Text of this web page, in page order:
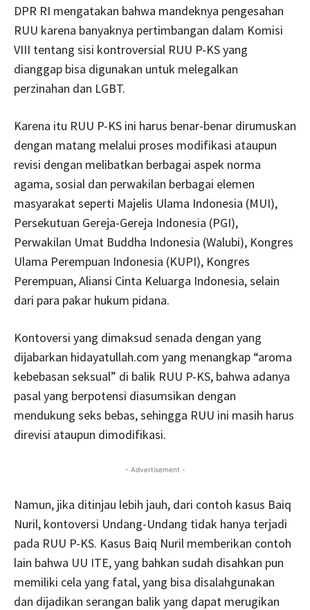
DPR RI mengatakan bahwa mandeknya pengesahan
RUU karena banyaknya pertimbangan dalam Komisi
VIII tentang sisi kontroversial RUU P-KS yang
dianggap bisa digunakan untuk melegalkan
perzinahan dan LGBT.
Karena itu RUU P-KS ini harus benar-benar dirumuskan
dengan matang melalui proses modifikasi ataupun
revisi dengan melibatkan berbagai aspek norma
agama, sosial dan perwakilan berbagai elemen
masyarakat seperti Majelis Ulama Indonesia (MUI),
Persekutuan Gereja-Gereja Indonesia (PGI),
Perwakilan Umat Buddha Indonesia (Walubi), Kongres
Ulama Perempuan Indonesia (KUPI), Kongres
Perempuan, Aliansi Cinta Keluarga Indonesia, selain
dari para pakar hukum pidana.
Kontoversi yang dimaksud senada dengan yang
dijabarkan hidayatullah.com yang menangkap “aroma
kebebasan seksual” di balik RUU P-KS, bahwa adanya
pasal yang berpotensi diasumsikan dengan
mendukung seks bebas, sehingga RUU ini masih harus
direvisi ataupun dimodifikasi.
- Advertisement -
Namun, jika ditinjau lebih jauh, dari contoh kasus Baiq
Nuril, kontoversi Undang-Undang tidak hanya terjadi
pada RUU P-KS. Kasus Baiq Nuril memberikan contoh
lain bahwa UU ITE, yang bahkan sudah disahkan pun
memiliki cela yang fatal, yang bisa disalahgunakan
dan dijadikan serangan balik yang dapat merugikan